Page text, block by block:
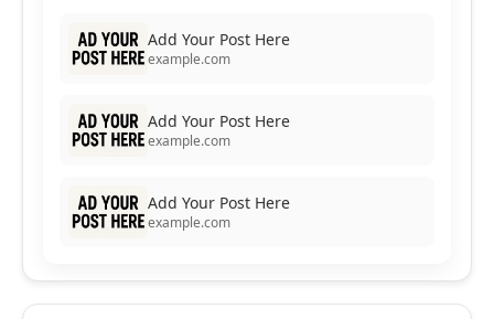
Add Your Post Here
example.com
Add Your Post Here
example.com
Add Your Post Here
example.com